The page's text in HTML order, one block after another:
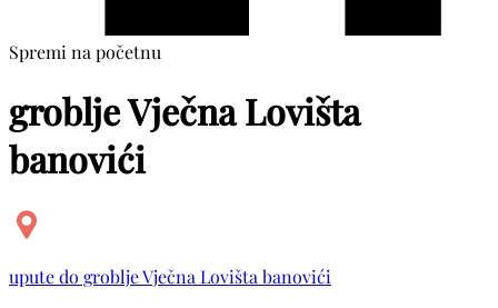
Spremi na početnu
groblje Vječna Lovišta
banovići
upute do groblje Vječna Lovišta banovići